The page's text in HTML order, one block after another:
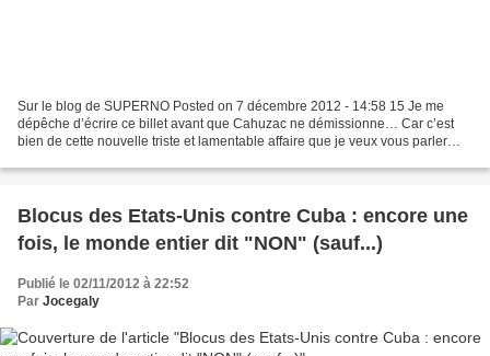
Sur le blog de SUPERNO Posted on 7 décembre 2012 - 14:58 15 Je me
dépêche d’écrire ce billet avant que Cahuzac ne démissionne… Car c’est
bien de cette nouvelle triste et lamentable affaire que je veux vous parler
Blocus des Etats-Unis contre Cuba : encore une
fois, le monde entier dit "NON" (sauf...)
Publié le 02/11/2012 à 22:52
Par Jocegaly